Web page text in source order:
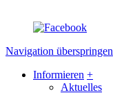
Navigation überspringen
Informieren +
Aktuelles